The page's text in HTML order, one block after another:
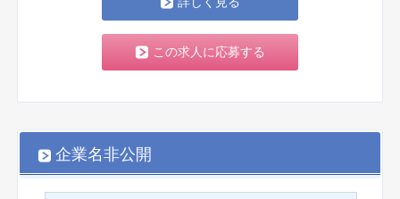
この求人に応募する
企業名非公開